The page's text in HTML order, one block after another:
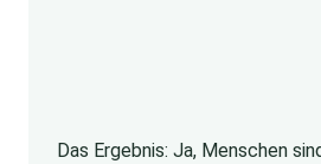
Das Ergebnis: Ja, Menschen